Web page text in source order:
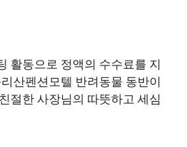
활동으로 정액의 수수료를 지
산펜션모텔 반려동물 동반이
절한 사장님의 따뜻하고 세심